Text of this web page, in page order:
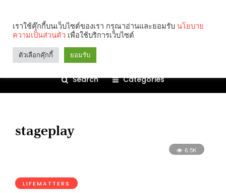
Search Categories
stageplay
6.5K
LIFEMATTERS
เราใช้คุ๊กกี้บนเว็บไซต์ของเรา กรุณาอ่านและยอมรับ นโยบาย
ความเป็นส่วนตัว เพื่อใช้บริการเว็บไซต์
ตัวเลือกคุ๊กกี้ ยอมรับ